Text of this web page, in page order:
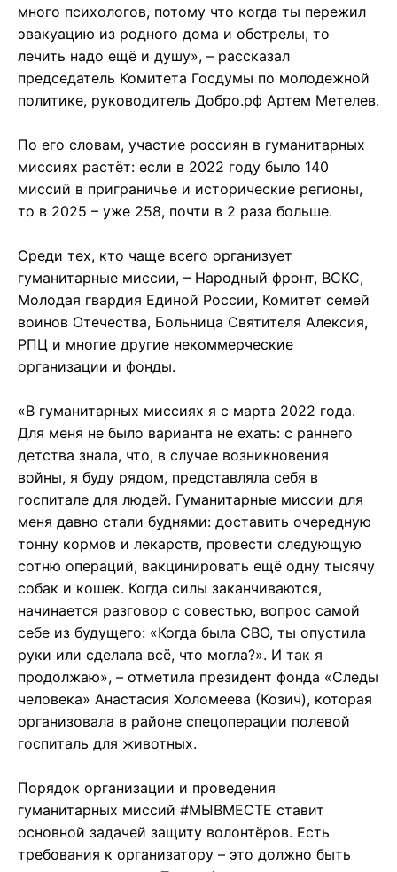
много психологов, потому что когда ты пережил
эвакуацию из родного дома и обстрелы, то
лечить надо ещё и душу», – рассказал
председатель Комитета Госдумы по молодежной
политике, руководитель Добро.рф Артем Метелев.
По его словам, участие россиян в гуманитарных
миссиях растёт: если в 2022 году было 140
миссий в приграничье и исторические регионы,
то в 2025 – уже 258, почти в 2 раза больше.
Среди тех, кто чаще всего организует
гуманитарные миссии, – Народный фронт, ВСКС,
Молодая гвардия Единой России, Комитет семей
воинов Отечества, Больница Святителя Алексия,
РПЦ и многие другие некоммерческие
организации и фонды.
«В гуманитарных миссиях я с марта 2022 года.
Для меня не было варианта не ехать: с раннего
детства знала, что, в случае возникновения
войны, я буду рядом, представляла себя в
госпитале для людей. Гуманитарные миссии для
меня давно стали буднями: доставить очередную
тонну кормов и лекарств, провести следующую
сотню операций, вакцинировать ещё одну тысячу
собак и кошек. Когда силы заканчиваются,
начинается разговор с совестью, вопрос самой
себе из будущего: «Когда была СВО, ты опустила
руки или сделала всё, что могла?». И так я
продолжаю», – отметила президент фонда «Следы
человека» Анастасия Холомеева (Козич), которая
организовала в районе спецоперации полевой
госпиталь для животных.
Порядок организации и проведения
гуманитарных миссий #МЫВМЕСТЕ ставит
основной задачей защиту волонтёров. Есть
требования к организатору – это должно быть